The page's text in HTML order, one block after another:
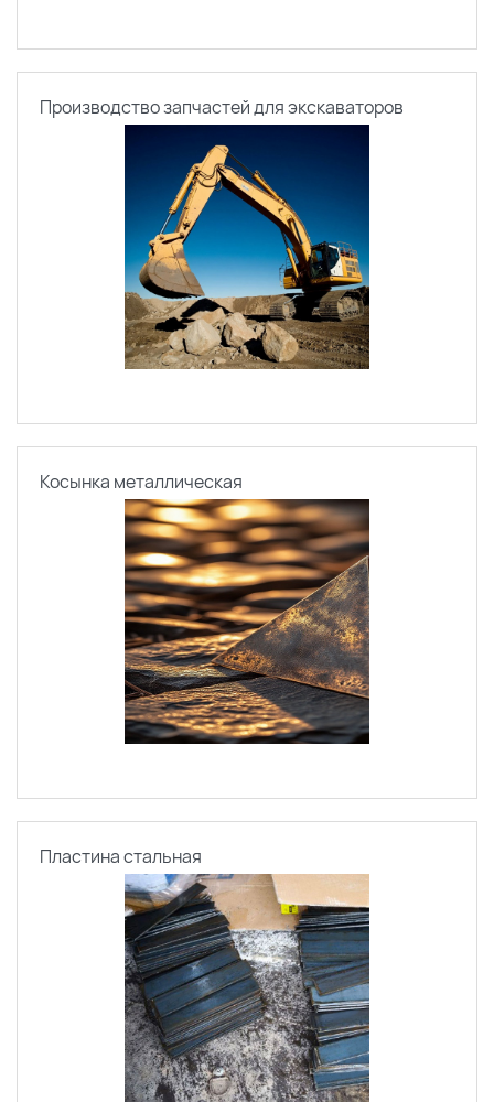
Производство запчастей для экскаваторов
Косынка металлическая
Пластина стальная